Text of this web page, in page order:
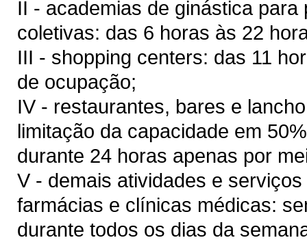
II - academias de ginástica
coletivas: das 6 horas às 22
III - shopping centers: das 11
de ocupação;
IV - restaurantes, bares e
limitação da capacidade em
durante 24 horas apenas por
V - demais atividades e
farmácias e clínicas médicas:
durante todos os dias da